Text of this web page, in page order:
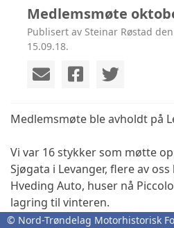
Medlemsmøte
Publisert av Steinar Røstad
15.09.18.
Medlemsmøte ble avholdt på
Vi var 16 stykker som møtte
Sjøgata i Levanger, flere av
Hveding Auto, huser nå
lagring til vinteren.
© Nord-Trøndelag Motorhistorisk